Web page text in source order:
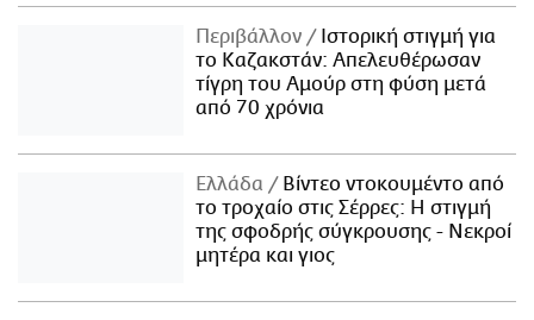
Περιβάλλον
Ιστορική στιγμή για
το Καζακστάν: Απελευθέρωσαν
τίγρη του Αμούρ στη φύση μετά
από 70 χρόνια
Ελλάδα
Βίντεο ντοκουμέντο από
το τροχαίο στις Σέρρες: Η στιγμή
της σφοδρής σύγκρουσης - Νεκροί
μητέρα και γιος